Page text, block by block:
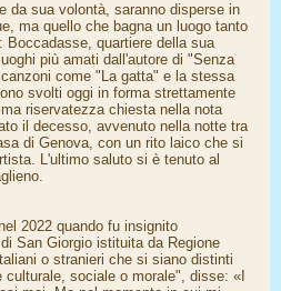
da sua volontà, saranno disperse in
ma quello che bagna un luogo tanto
Boccadasse, quartiere della sua
più amati dall'autore di "Senza
come "La gatta" e la stessa
svolti oggi in forma strettamente
riservatezza chiesta nella nota
il decesso, avvenuto nella notte tra
di Genova, con un rito laico che si
L'ultimo saluto si è tenuto al
2022 quando fu insignito
San Giorgio istituita da Regione
o stranieri che si siano distinti
sociale o morale", disse: «I